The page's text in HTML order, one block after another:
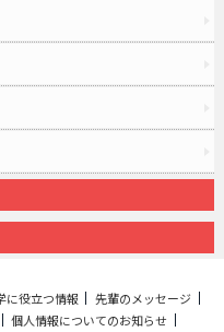
に役立つ情報
先輩のメッセージ
個人情報についてのお知らせ